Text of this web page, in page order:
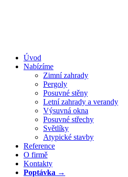
Úvod
Nabízíme
Zimní zahrady
Pergoly
Posuvné stěny
Letní zahrady a verandy
Výsuvná okna
Posuvné střechy
Světlíky
Atypické stavby
Reference
O firmě
Kontakty
Poptávka →